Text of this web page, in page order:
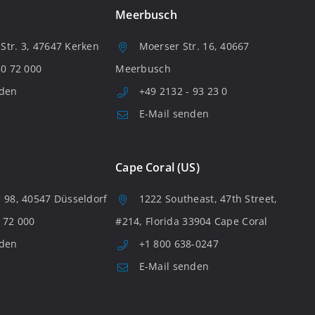
3, 47647 Kerken
72 000
Meerbusch
Moerser Str. 16, 40667
Meerbusch
+49 2132 - 93 23 0
E-Mail senden
98, 40547 Düsseldorf
000
Cape Coral (US)
1222 Southeast, 47th Street,
#214, Florida 33904 Cape Coral
+1 800 638-0247
E-Mail senden